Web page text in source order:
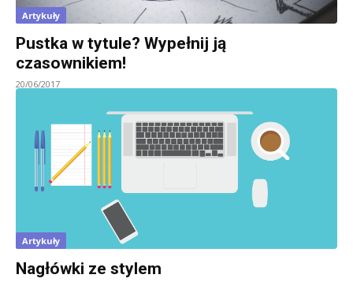
Artykuły
Pustka w tytule? Wypełnij ją
czasownikiem!
20/06/2017
Artykuły
Nagłówki ze stylem